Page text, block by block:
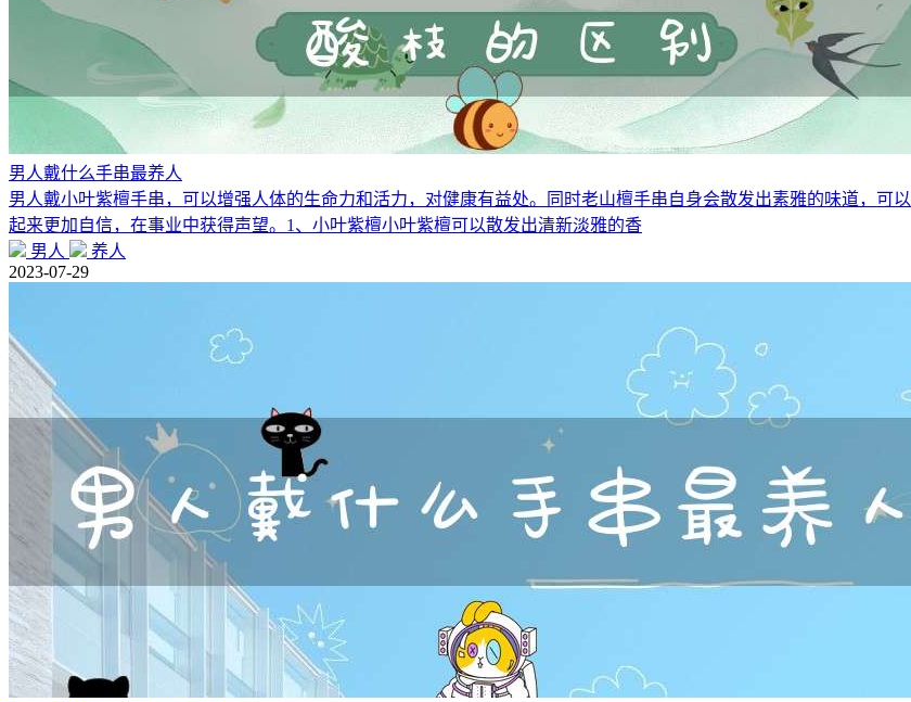
男人戴什么手串最养人
男人戴小叶紫檀手串，可以增强人体的生命力和活力，对健康有益处。同时老山檀手串自身会散发出素雅的味道，可
起来更加自信，在事业中获得声望。1、小叶紫檀小叶紫檀可以散发出清新淡雅的香
男人
养人
2023-07-29